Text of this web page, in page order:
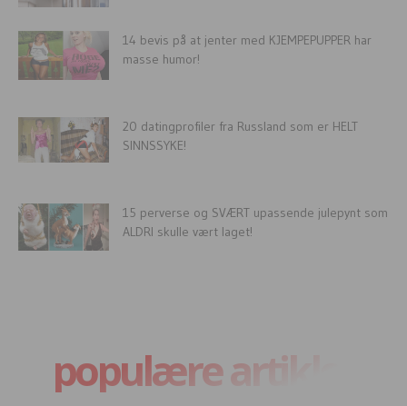
14 bevis på at jenter med KJEMPEPUPPER har
masse humor!
20 datingprofiler fra Russland som er HELT
SINNSSYKE!
15 perverse og SVÆRT upassende julepynt som
ALDRI skulle vært laget!
populære artikler